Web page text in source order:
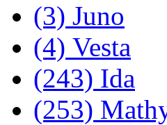
(3) Juno
(4) Vesta
(243) Ida
(253)